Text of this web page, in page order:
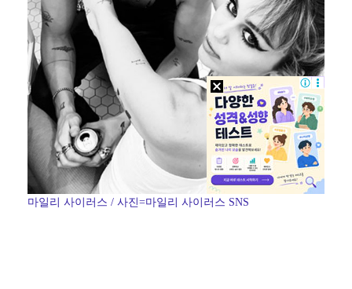
마일리 사이러스 / 사진=마일리 사이러스 SNS